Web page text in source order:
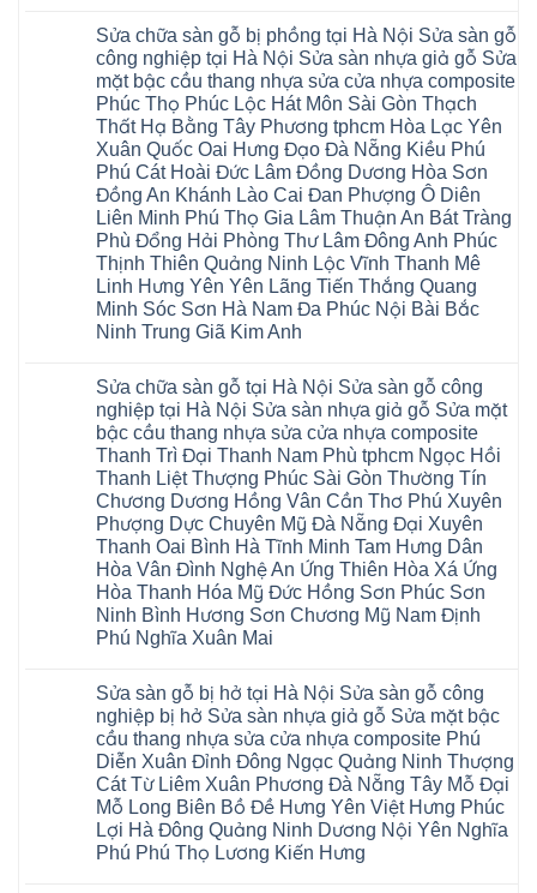
Charm
wood
đế
cao
su
IXPE
Hưng
Yên
Sài
Gòn
Ân
Thi
Hoàng
Mai
Hào
Tiên
Lữ
Từ
Liêm
Yên
Mỹ
Thanh
Xuân
Kim
Động
Văn
Giang
Cầu
Giấy
Văn
Lâm
tphcm
Khoái
Châu
nhà
hà
nội
Ziccos
Flortex
Wilson
black
Hobi
wood
Glotex
Kosmos
Hobi
wood
Charm
wood
đế
cao
su
IXPE
Phú
Trì
Thanh
Xuân
Đoan
Hùng
Thanh
Ba
Giấy
Hạ
Hòa
Cẩm
Khê
Tây
Hồ
Yên
Lập
Thanh
Ninh
hưng
yên
Lâm
Thao
Tam
Nông
hải
phòng
Thanh
Thủy
Hà
Nội
Sửa
sàn
nhựa
giả
cong
vênh
Sửa
mặt
bậc
cầu
thang
nhựa
sửa
cửa
composite
tpHCM
Đức
Bình
Dương
Thủ
Đức
Thanh
Xuân
Thái
Nguyên
Phú
Thọ
Bắc
Giang
Long
Biên
Hải
Dương
Bắc
Ninh
Gia
Lâm
Nam
Hà
Nội
Hưng
Yên
Đông
Anh
bình
luận
ở
Sửa
sàn
gỗ
cong
vênh
tại
Hà
Sửa
sàn
gỗ
công
nghiệp
tại
Hà
Nội
nhựa
giả
gỗ
cong
vênh
Sửa
mặt
bậc
cầu
thang
nhựa
sửa
cửa
nhựa
composite
hoài
đức
đan
thanh
ứng
hòa
long
biên
sài
gòn
đông
anh
sóc
sơn
Sửa chữa sàn gỗ bị phồng tại Hà Nội Sửa sàn gỗ
công nghiệp tại Hà Nội Sửa sàn nhựa giả gỗ Sửa
mặt bậc cầu thang nhựa sửa cửa nhựa composite
Phúc Thọ Phúc Lộc Hát Môn Sài Gòn Thạch
Thất Hạ Bằng Tây Phương tphcm Hòa Lạc Yên
Xuân Quốc Oai Hưng Đạo Đà Nẵng Kiều Phú
Phú Cát Hoài Đức Lâm Đồng Dương Hòa Sơn
Đồng An Khánh Lào Cai Đan Phượng Ô Diên
Liên Minh Phú Thọ Gia Lâm Thuận An Bát Tràng
Phù Đổng Hải Phòng Thư Lâm Đông Anh Phúc
Thịnh Thiên Quảng Ninh Lộc Vĩnh Thanh Mê
Linh Hưng Yên Yên Lãng Tiến Thắng Quang
Minh Sóc Sơn Hà Nam Đa Phúc Nội Bài Bắc
Ninh Trung Giã Kim Anh
bình
luận
ở
Sửa
chữa
sàn
bị
phồng
tại
Hà
Nội
Sửa
sàn
gỗ
công
nghiệp
Nội
Sửa
sàn
nhựa
giả
gỗ
Sửa
mặt
bậc
cầu
thang
nhựa
Sửa chữa sàn gỗ tại Hà Nội Sửa sàn gỗ công
nghiệp tại Hà Nội Sửa sàn nhựa giả gỗ Sửa mặt
bậc cầu thang nhựa sửa cửa nhựa composite
Thanh Trì Đại Thanh Nam Phù tphcm Ngọc Hồi
Thanh Liệt Thượng Phúc Sài Gòn Thường Tín
Chương Dương Hồng Vân Cần Thơ Phú Xuyên
Phượng Dực Chuyên Mỹ Đà Nẵng Đại Xuyên
Thanh Oai Bình Hà Tĩnh Minh Tam Hưng Dân
Hòa Vân Đình Nghệ An Ứng Thiên Hòa Xá Ứng
Hòa Thanh Hóa Mỹ Đức Hồng Sơn Phúc Sơn
Ninh Bình Hương Sơn Chương Mỹ Nam Định
Phú Nghĩa Xuân Mai
bình
luận
ở
Sửa
chữa
sàn
gỗ
tại
Hà
Nội
Sửa
Sửa sàn gỗ bị hở tại Hà Nội Sửa sàn gỗ công
nghiệp bị hở Sửa sàn nhựa giả gỗ Sửa mặt bậc
cầu thang nhựa sửa cửa nhựa composite Phú
Diễn Xuân Đỉnh Đông Ngạc Quảng Ninh Thượng
Cát Từ Liêm Xuân Phương Đà Nẵng Tây Mỗ Đại
Mỗ Long Biên Bồ Đề Hưng Yên Việt Hưng Phúc
Lợi Hà Đông Quảng Ninh Dương Nội Yên Nghĩa
Phú Phú Thọ Lương Kiến Hưng